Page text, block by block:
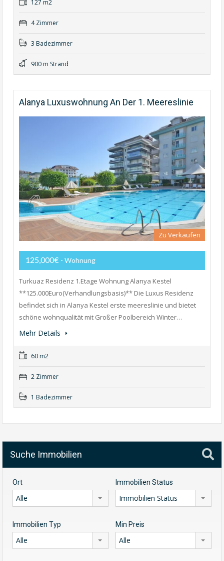
127 m2
4 Zimmer
3 Badezimmer
900 m Strand
Alanya Luxuswohnung An Der 1. Meereslinie
Zu Verkaufen
125,000€ - Wohnung
Turkuaz Residenz 1.Etage Wohnung Alanya Kestel
**125.000Euro(Verhandlungsbasis)** Die Luxus Residenz
befindet sich in Alanya Kestel erste meereslinie und bietet
schöne wohnqualität mit Großer Poolbereich Winter…
Mehr Details
60 m2
2 Zimmer
1 Badezimmer
Suche Immobilien
Ort
Alle
Immobilien Status
Immobilien Status
Immobilien Typ
Alle
Min Preis
Alle